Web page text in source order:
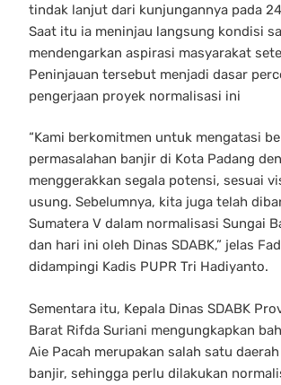
tindak lanjut dari kunjungannya pada
Saat itu ia meninjau langsung kondisi
mendengarkan aspirasi masyarakat
Peninjauan tersebut menjadi dasar
pengerjaan proyek normalisasi ini
“Kami berkomitmen untuk mengatasi
permasalahan banjir di Kota Padang
menggerakkan segala potensi, sesuai
usung. Sebelumnya, kita juga telah
Sumatera V dalam normalisasi Sungai
dan hari ini oleh Dinas SDABK,” jelas
didampingi Kadis PUPR Tri Hadiyanto.
Sementara itu, Kepala Dinas SDABK
Barat Rifda Suriani mengungkapkan
Aie Pacah merupakan salah satu
banjir, sehingga perlu dilakukan